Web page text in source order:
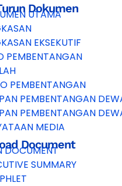
Dokumen
UTAMA
EKSEKUTIF
PEMBENTANGAN
PEMBENTANGAN
PEMBENTANGAN
PEMBENTANGAN
MEDIA
Document
DOCUMENT
SUMMARY